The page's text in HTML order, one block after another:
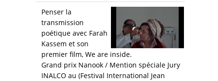
Penser la
transmission
poétique avec Farah
Kassem et son
premier film, We are inside.
Grand prix Nanook / Mention spéciale Jury
INALCO au (Festival International Jean